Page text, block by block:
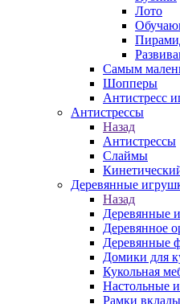
Лото
Самым
Шопперы
Антистресс
Антистрессы
Назад
Антистрессы
Слаймы
Деревянные
Назад
Деревянные
Деревянное
Деревянные
Домики для
Кукольная
Настольные
Рамки